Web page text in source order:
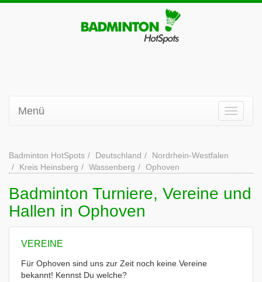
Menü
Badminton HotSpots Deutschland
Nordrhein-Westfalen
Kreis Heinsberg
Wassenberg Ophoven
Badminton Turniere, Vereine und
Hallen in Ophoven
VEREINE
Für Ophoven sind uns zur Zeit noch keine Vereine
bekannt! Kennst Du welche?